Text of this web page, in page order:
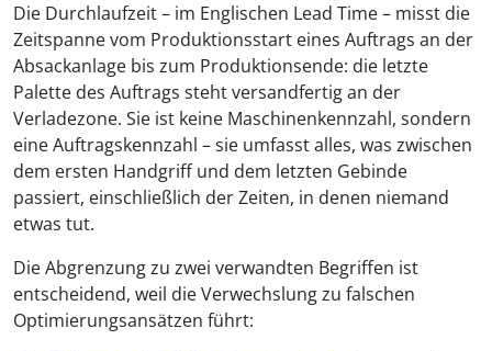
Die Durchlaufzeit – im Englischen Lead Time – misst die
Zeitspanne vom Produktionsstart eines Auftrags an der
Absackanlage bis zum Produktionsende: die letzte
Palette des Auftrags steht versandfertig an der
Verladezone. Sie ist keine Maschinenkennzahl, sondern
eine Auftragskennzahl – sie umfasst alles, was zwischen
dem ersten Handgriff und dem letzten Gebinde
passiert, einschließlich der Zeiten, in denen niemand
etwas tut.
Die Abgrenzung zu zwei verwandten Begriffen ist
entscheidend, weil die Verwechslung zu falschen
Optimierungsansätzen führt: